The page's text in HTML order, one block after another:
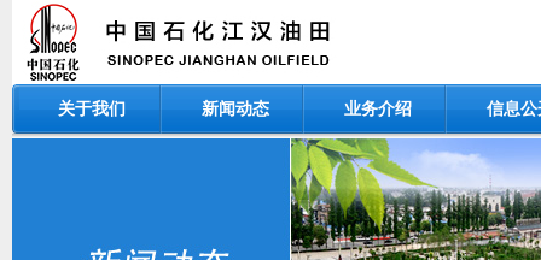
关于我们 新闻动态 业务介绍 信息公